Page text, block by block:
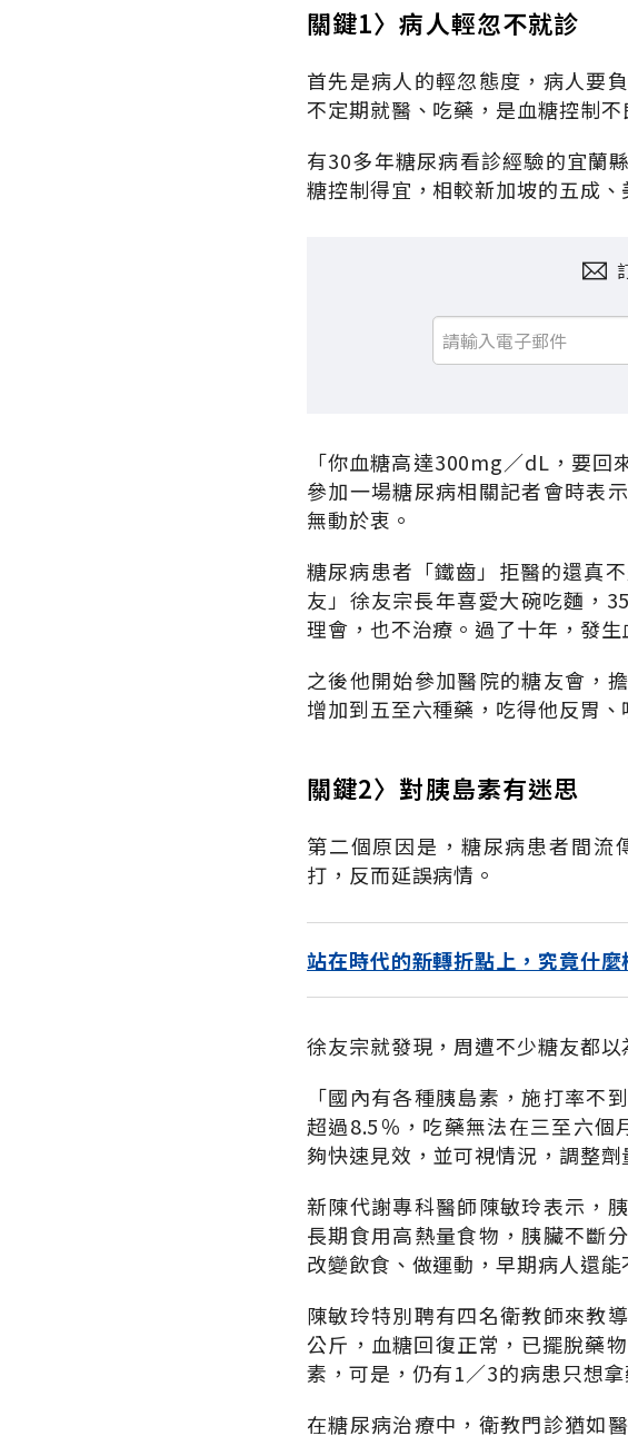
關鍵1〉病人輕忽不就診
首先是病人的輕忽態度，病人要
不定期就醫、吃藥，是血糖控制不
有30多年糖尿病看診經驗的宜蘭
糖控制得宜，相較新加坡的五成、
「你血糖高達300mg∕dL，要回
參加一場糖尿病相關記者會時表
無動於衷。
糖尿病患者「鐵齒」拒醫的還真
友」徐友宗長年喜愛大碗吃麵，
理會，也不治療。過了十年，發生
之後他開始參加醫院的糖友會，
增加到五至六種藥，吃得他反胃、
關鍵2〉對胰島素有迷思
第二個原因是，糖尿病患者間流
打，反而延誤病情。
站在時代的新轉折點上，究竟什
徐友宗就發現，周遭不少糖友都
「國內有各種胰島素，施打率不
超過8.5％，吃藥無法在三至六
夠快速見效，並可視情況，調整劑
新陳代謝專科醫師陳敏玲表示，
長期食用高熱量食物，胰臟不斷
改變飲食、做運動，早期病人還能
陳敏玲特別聘有四名衛教師來教
公斤，血糖回復正常，已擺脫藥
素，可是，仍有1∕3的病患只想
在糖尿病治療中，衛教門診猶如